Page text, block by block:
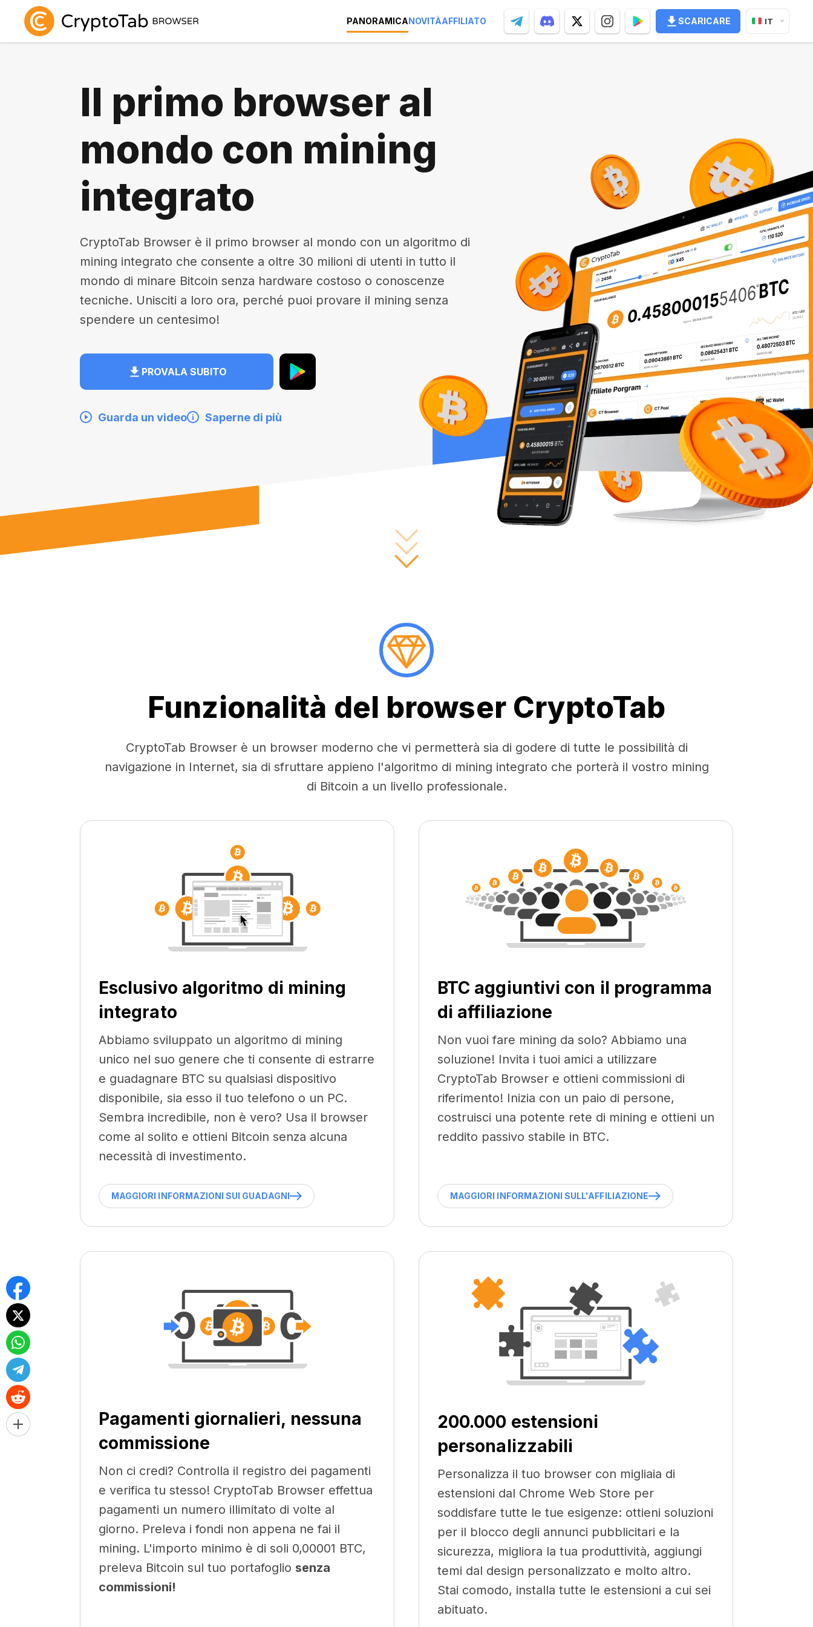
PANORAMICANOVITÀAFFILIATO SCARICARE IT
Il primo browser al
mondo con mining
integrato
CryptoTab Browser è il primo browser al mondo con un algoritmo di
mining integrato che consente a oltre 30 milioni di utenti in tutto il
mondo di minare Bitcoin senza hardware costoso o conoscenze
tecniche. Unisciti a loro ora, perché puoi provare il mining senza
spendere un centesimo!
PROVALA SUBITO
Guarda un video Saperne di più
Funzionalità del browser CryptoTab
CryptoTab Browser è un browser moderno che vi permetterà sia di godere di tutte le possibilità di
navigazione in Internet, sia di sfruttare appieno l'algoritmo di mining integrato che porterà il vostro mining
di Bitcoin a un livello professionale.
Esclusivo algoritmo di mining
integrato
Abbiamo sviluppato un algoritmo di mining
unico nel suo genere che ti consente di estrarre
e guadagnare BTC su qualsiasi dispositivo
disponibile, sia esso il tuo telefono o un PC.
Sembra incredibile, non è vero? Usa il browser
come al solito e ottieni Bitcoin senza alcuna
necessità di investimento.
MAGGIORI INFORMAZIONI SUI GUADAGNI
BTC aggiuntivi con il programma
di affiliazione
Non vuoi fare mining da solo? Abbiamo una
soluzione! Invita i tuoi amici a utilizzare
CryptoTab Browser e ottieni commissioni di
riferimento! Inizia con un paio di persone,
costruisci una potente rete di mining e ottieni un
reddito passivo stabile in BTC.
MAGGIORI INFORMAZIONI SULL'AFFILIAZIONE
Pagamenti giornalieri, nessuna
commissione
Non ci credi? Controlla il registro dei pagamenti
e verifica tu stesso! CryptoTab Browser effettua
pagamenti un numero illimitato di volte al
giorno. Preleva i fondi non appena ne fai il
mining. L'importo minimo è di soli 0,00001 BTC,
preleva Bitcoin sul tuo portafoglio senza
commissioni!
200.000 estensioni
personalizzabili
Personalizza il tuo browser con migliaia di
estensioni dal Chrome Web Store per
soddisfare tutte le tue esigenze: ottieni soluzioni
per il blocco degli annunci pubblicitari e la
sicurezza, migliora la tua produttività, aggiungi
temi dal design personalizzato e molto altro.
Stai comodo, installa tutte le estensioni a cui sei
abituato.